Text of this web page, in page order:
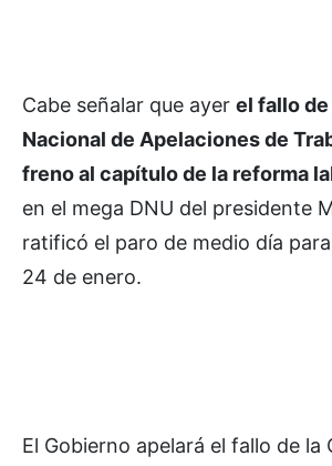
Cabe señalar que ayer el fallo de
Nacional de Apelaciones de
freno al capítulo de la reforma
en el mega DNU del presidente
ratificó el paro de medio día
24 de enero.
El Gobierno apelará el fallo de la